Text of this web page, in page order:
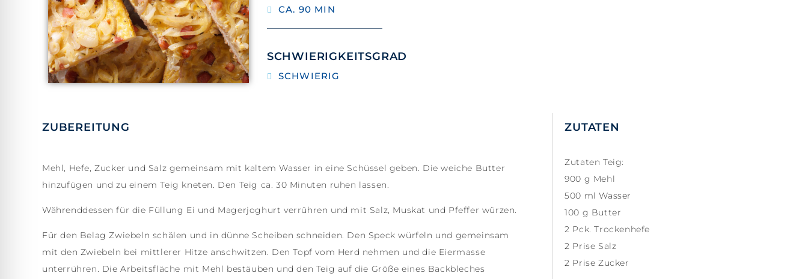
CA. 90 MIN
SCHWIERIGKEITSGRAD
SCHWIERIG
ZUBEREITUNG
Mehl, Hefe, Zucker und Salz gemeinsam mit kaltem Wasser in eine Schüssel geben. Die weiche Butter
hinzufügen und zu einem Teig kneten. Den Teig ca. 30 Minuten ruhen lassen.
Währenddessen für die Füllung Ei und Magerjoghurt verrühren und mit Salz, Muskat und Pfeffer würzen.
Für den Belag Zwiebeln schälen und in dünne Scheiben schneiden. Den Speck würfeln und gemeinsam
mit den Zwiebeln bei mittlerer Hitze anschwitzen. Den Topf vom Herd nehmen und die Eiermasse
unterrühren. Die Arbeitsfläche mit Mehl bestäuben und den Teig auf die Größe eines Backbleches
ZUTATEN
Zutaten Teig:
900 g Mehl
500 ml Wasser
100 g Butter
2 Pck. Trockenhefe
2 Prise Salz
2 Prise Zucker